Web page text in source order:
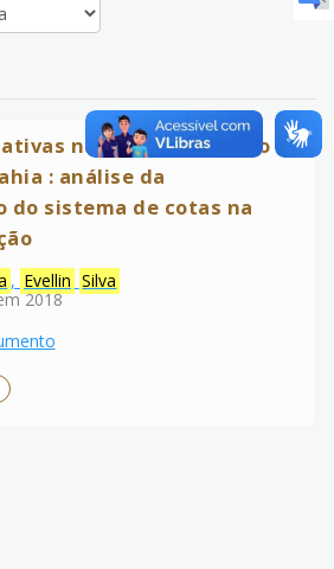
na Universidade do
: análise da
do sistema de cotas na
, Evellin Silva
2018